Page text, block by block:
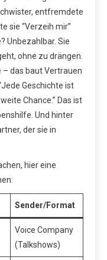
entfremdete
sie “Verzeih mir”
Unbezahlbar. Sie
ohne zu drängen.
– das baut Vertrauen
Geschichte ist
Chance.” Das ist
Und hinter
der sie in
hier eine
Sender/Format
Voice Company
(Talkshows)